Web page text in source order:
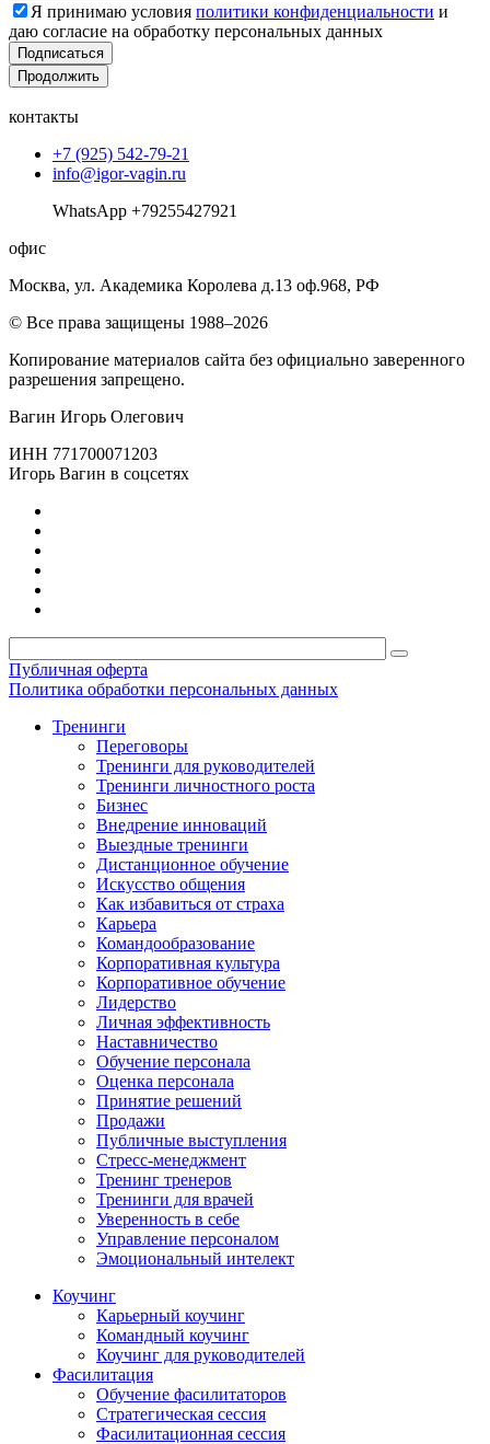
Я принимаю условия политики конфиденциальности и
даю согласие на обработку персональных данных
Подписаться
Продолжить
контакты
+7 (925) 542-79-21
info@igor-vagin.ru
WhatsApp +79255427921
офис
Москва, ул. Академика Королева д.13 оф.968, РФ
© Все права защищены 1988–2026
Копирование материалов сайта без официально заверенного
разрешения запрещено.
Вагин Игорь Олегович
ИНН 771700071203
Игорь Вагин в соцсетях
Публичная оферта
Политика обработки персональных данных
Тренинги
Переговоры
Тренинги для руководителей
Тренинги личностного роста
Бизнес
Внедрение инноваций
Выездные тренинги
Дистанционное обучение
Искусство общения
Как избавиться от страха
Карьера
Командообразование
Корпоративная культура
Корпоративное обучение
Лидерство
Личная эффективность
Наставничество
Обучение персонала
Оценка персонала
Принятие решений
Продажи
Публичные выступления
Стресс-менеджмент
Тренинг тренеров
Тренинги для врачей
Уверенность в себе
Управление персоналом
Эмоциональный интелект
Коучинг
Карьерный коучинг
Командный коучинг
Коучинг для руководителей
Фасилитация
Обучение фасилитаторов
Стратегическая сессия
Фасилитационная сессия